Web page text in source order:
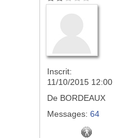
Inscrit:
11/10/2015 12:00
De BORDEAUX
Messages: 64